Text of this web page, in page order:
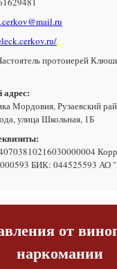
протоиерей
Мордовия, Рузаевский
улица Школьная, 1Б
БИК: 044525593
от
наркомании